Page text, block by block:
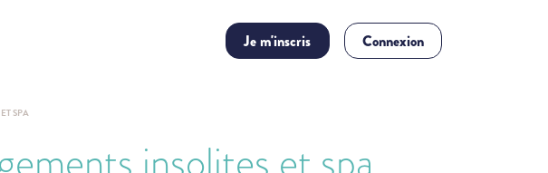
Je m'inscris Connexion
SPA